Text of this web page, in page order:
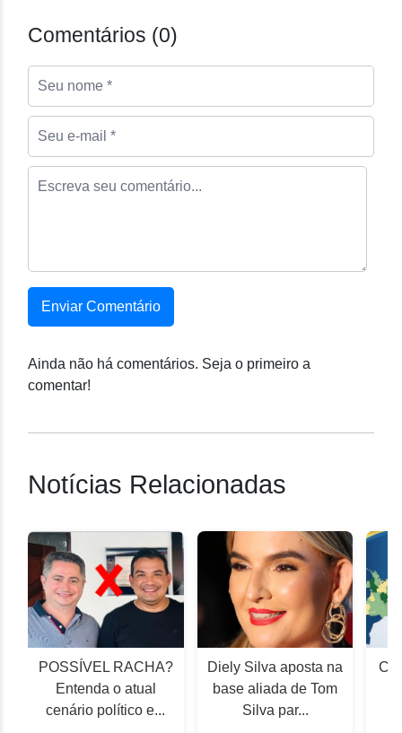
Comentários (0)
Enviar Comentário
Ainda não há comentários. Seja o primeiro a
comentar!
Notícias Relacionadas
POSSÍVEL RACHA?
Entenda o atual
cenário político e...
Diely Silva aposta na
base aliada de Tom
Silva par...